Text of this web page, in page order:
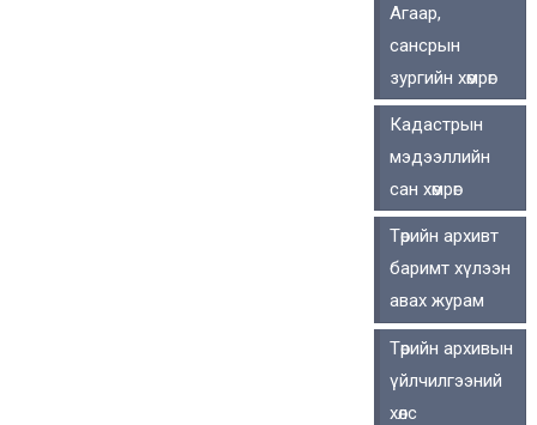
Агаар,
сансрын
зургийн хөмрөг
Кадастрын
мэдээллийн
сан хөмрөг
Төрийн архивт
баримт хүлээн
авах журам
Төрийн архивын
үйлчилгээний
хөлс